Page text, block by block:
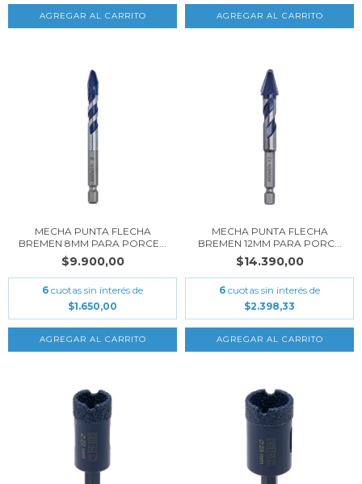
MECHA PUNTA FLECHA
BREMEN 8MM PARA PORCE...
$9.900,00
6 cuotas sin interés de
$1.650,00
MECHA PUNTA FLECHA
BREMEN 12MM PARA PORC...
$14.390,00
6 cuotas sin interés de
$2.398,33